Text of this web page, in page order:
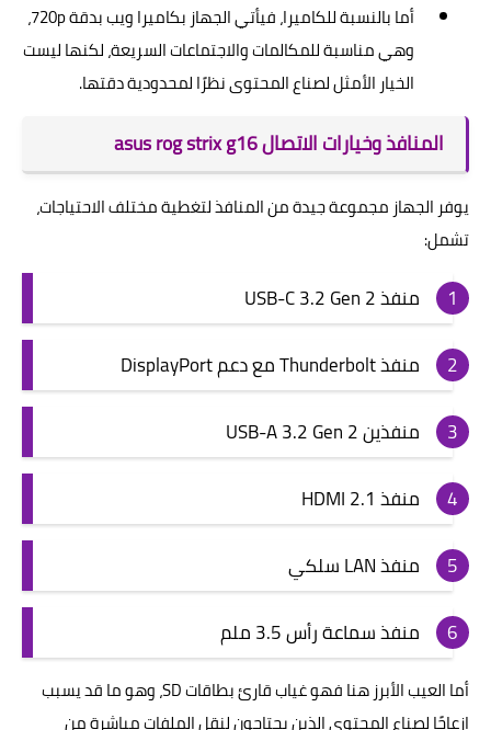
أما بالنسبة للكاميرا، فيأتي الجهاز بكاميرا ويب بدقة 720p،
وهي مناسبة للمكالمات والاجتماعات السريعة، لكنها ليست
الخيار الأمثل لصناع المحتوى نظرًا لمحدودية دقتها.
المنافذ وخيارات الاتصال asus rog strix g16
يوفر الجهاز مجموعة جيدة من المنافذ لتغطية مختلف الاحتياجات،
تشمل:
منفذ USB-C 3.2 Gen 2
منفذ Thunderbolt مع دعم DisplayPort
منفذين USB-A 3.2 Gen 2
منفذ HDMI 2.1
منفذ LAN سلكي
منفذ سماعة رأس 3.5 ملم
أما العيب الأبرز هنا فهو غياب قارئ بطاقات SD، وهو ما قد يسبب
إزعاجًا لصناع المحتوى الذين يحتاجون لنقل الملفات مباشرة من